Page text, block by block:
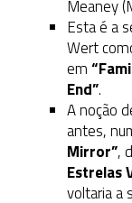
Meaney
Esta é a
Wert
em
End”.
A noção
antes,
Mirror”,
Estrelas
voltaria a